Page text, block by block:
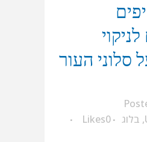
8 טיפים
סלוני העור
, בלוג 0
Likes